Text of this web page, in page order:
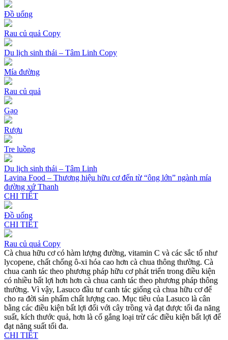
Đồ uống
Rau củ quả Copy
Du lịch sinh thái – Tâm Linh Copy
Mía đường
Rau củ quả
Gạo
Rượu
Tre luồng
Du lịch sinh thái – Tâm Linh
Lavina Food – Thương hiệu hữu cơ đến từ “ông lớn” ngành mía
đường xứ Thanh
CHI TIẾT
Đồ uống
CHI TIẾT
Rau củ quả Copy
Cà chua hữu cơ có hàm lượng đường, vitamin C và các sắc tố như
lycopene, chất chống ô-xi hóa cao hơn cà chua thông thường. Cà
chua canh tác theo phương pháp hữu cơ phát triển trong điều kiện
có nhiều bất lợi hơn hơn cà chua canh tác theo phương pháp thông
thường. Vì vậy, Lasuco đầu tư canh tác giống cà chua hữu cơ để
cho ra đời sản phẩm chất lượng cao. Mục tiêu của Lasuco là cân
bằng các điều kiện bất lợi đối với cây trồng và đạt được tối đa năng
suất, kích thước quả, hơn là cố gắng loại trừ các điều kiện bất lợi để
đạt năng suất tối đa.
CHI TIẾT